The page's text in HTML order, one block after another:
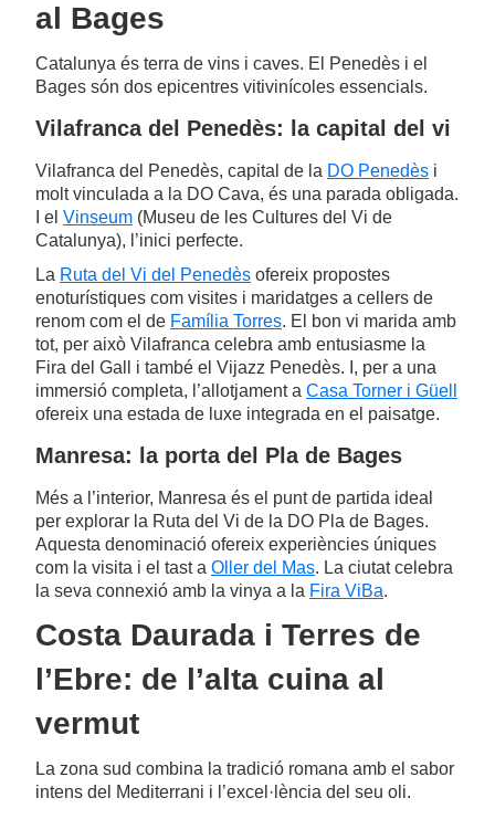
al Bages
Catalunya és terra de vins i caves. El Penedès i el
Bages són dos epicentres vitivinícoles essencials.
Vilafranca del Penedès: la capital del vi
Vilafranca del Penedès, capital de la DO Penedès i
molt vinculada a la DO Cava, és una parada obligada.
I el Vinseum (Museu de les Cultures del Vi de
Catalunya), l’inici perfecte.
La Ruta del Vi del Penedès ofereix propostes
enoturístiques com visites i maridatges a cellers de
renom com el de Família Torres. El bon vi marida amb
tot, per això Vilafranca celebra amb entusiasme la
Fira del Gall i també el Vijazz Penedès. I, per a una
immersió completa, l’allotjament a Casa Torner i Güell
ofereix una estada de luxe integrada en el paisatge.
Manresa: la porta del Pla de Bages
Més a l’interior, Manresa és el punt de partida ideal
per explorar la Ruta del Vi de la DO Pla de Bages.
Aquesta denominació ofereix experiències úniques
com la visita i el tast a Oller del Mas. La ciutat celebra
la seva connexió amb la vinya a la Fira ViBa.
Costa Daurada i Terres de
l’Ebre: de l’alta cuina al
vermut
La zona sud combina la tradició romana amb el sabor
intens del Mediterrani i l’excel·lència del seu oli.